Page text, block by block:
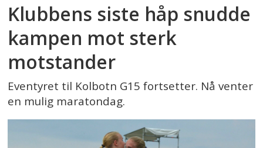
Klubbens siste håp snudde
kampen mot sterk
motstander
Eventyret til Kolbotn G15 fortsetter. Nå venter
en mulig maratondag.